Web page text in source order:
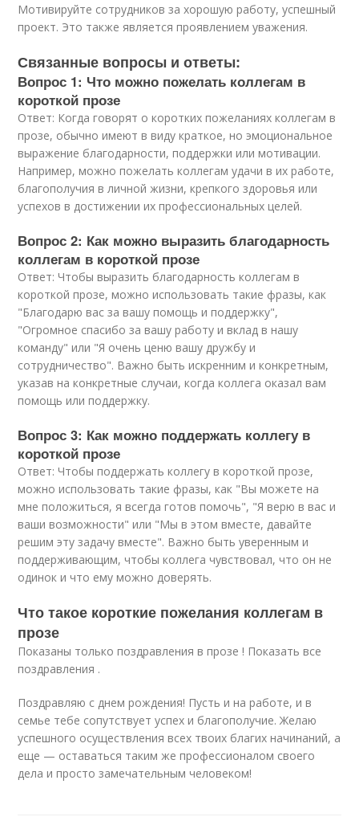
Мотивируйте сотрудников за хорошую работу, успешный
проект. Это также является проявлением уважения.
Связанные вопросы и ответы:
Вопрос 1: Что можно пожелать коллегам в
короткой прозе
Ответ: Когда говорят о коротких пожеланиях коллегам в
прозе, обычно имеют в виду краткое, но эмоциональное
выражение благодарности, поддержки или мотивации.
Например, можно пожелать коллегам удачи в их работе,
благополучия в личной жизни, крепкого здоровья или
успехов в достижении их профессиональных целей.
Вопрос 2: Как можно выразить благодарность
коллегам в короткой прозе
Ответ: Чтобы выразить благодарность коллегам в
короткой прозе, можно использовать такие фразы, как
"Благодарю вас за вашу помощь и поддержку",
"Огромное спасибо за вашу работу и вклад в нашу
команду" или "Я очень ценю вашу дружбу и
сотрудничество". Важно быть искренним и конкретным,
указав на конкретные случаи, когда коллега оказал вам
помощь или поддержку.
Вопрос 3: Как можно поддержать коллегу в
короткой прозе
Ответ: Чтобы поддержать коллегу в короткой прозе,
можно использовать такие фразы, как "Вы можете на
мне положиться, я всегда готов помочь", "Я верю в вас и
ваши возможности" или "Мы в этом вместе, давайте
решим эту задачу вместе". Важно быть уверенным и
поддерживающим, чтобы коллега чувствовал, что он не
одинок и что ему можно доверять.
Что такое короткие пожелания коллегам в
прозе
Показаны только поздравления в прозе ! Показать все
поздравления .
Поздравляю с днем рождения! Пусть и на работе, и в
семье тебе сопутствует успех и благополучие. Желаю
успешного осуществления всех твоих благих начинаний, а
еще — оставаться таким же профессионалом своего
дела и просто замечательным человеком!